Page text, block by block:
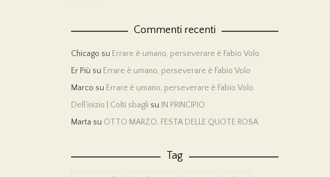
Commenti recenti
Chicago su Errare è umano, perseverare è Fabio Volo
Er Più su Errare è umano, perseverare è Fabio Volo
Marco su Errare è umano, perseverare è Fabio Volo
Dell’inizio | Colti sbagli su IN PRINCIPIO
Marta su OTTO MARZO, FESTA DELLE QUOTE ROSA
Tag